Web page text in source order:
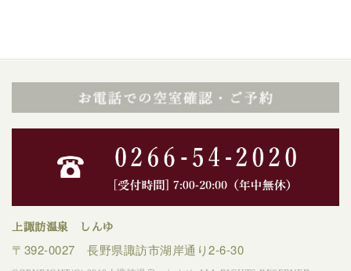
上諏訪温泉 しんゆ
〒392-0027 長野県諏訪市湖岸通り2-6-30